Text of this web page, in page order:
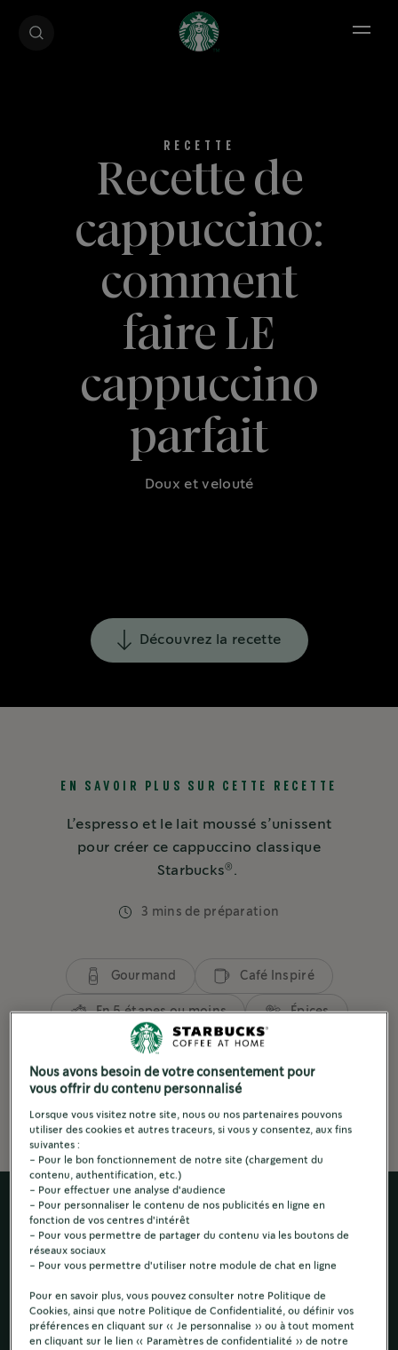
Open
Recette de
cappuccino:
comment
faire LE
cappuccino
parfait
Doux et velouté
Découvrez la recette
EN SAVOIR PLUS SUR CETTE RECETTE
L’espresso et le lait moussé s’unissent
pour créer ce cappuccino classique
Starbucks® .
3 mins de préparation
Gourmand Café Inspiré
En 5 étapes ou moins Épices
3 ingrédients ou plus
À partir d'un espresso
Nous avons besoin de votre consentement pour
vous offrir du contenu personnalisé
Lorsque vous visitez notre site, nous ou nos partenaires pouvons
utiliser des cookies et autres traceurs, si vous y consentez, aux fins
suivantes :
- Pour le bon fonctionnement de notre site (chargement du
contenu, authentification, etc.)
- Pour effectuer une analyse d'audience
- Pour personnaliser le contenu de nos publicités en ligne en
fonction de vos centres d'intérêt
- Pour vous permettre de partager du contenu via les boutons de
réseaux sociaux
- Pour vous permettre d'utiliser notre module de chat en ligne
Pour en savoir plus, vous pouvez consulter notre Politique de
Cookies, ainsi que notre Politique de Confidentialité, ou définir vos
préférences en cliquant sur « Je personnalise » ou à tout moment
en cliquant sur le lien « Paramètres de confidentialité » de notre